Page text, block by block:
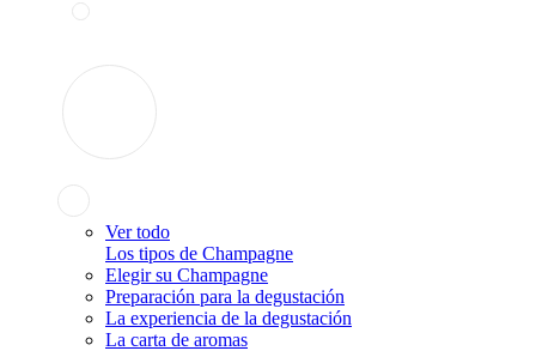
Ver todo
Los tipos de Champagne
Elegir su Champagne
Preparación para la degustación
La experiencia de la degustación
La carta de aromas